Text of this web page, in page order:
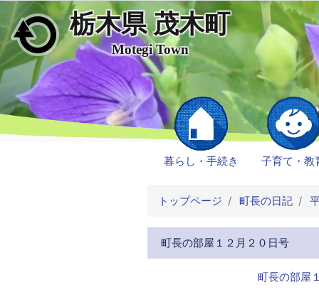
メインコンテンツにスキップ
栃木県 茂木町
Motegi Town
暮らし・手続き 子育て・教
トップページ 町長の日記
町長の部屋１２月２０日号
町長の部屋